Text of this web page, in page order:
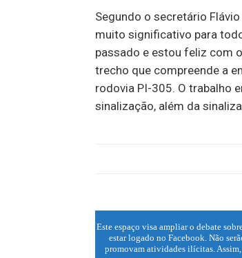
Segundo o secretário
muito significativo para
passado e estou feliz com
trecho que compreende a
rodovia PI-305. O trabalho
sinalização, além da
Este espaço visa ampliar o debate
estar logado no Facebook. Não
promovam atividades ilícitas.